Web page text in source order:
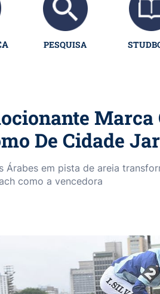
PESQUISA
Marca
De Cidade
Árabes em pista de areia
como a vencedora